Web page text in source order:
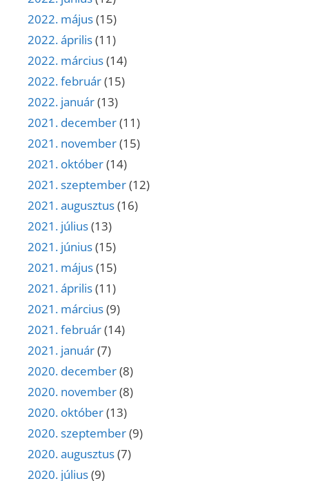
2022. május(15)
2022. április(11)
2022. március(14)
2022. február(15)
2022. január(13)
2021. december(11)
2021. november(15)
2021. október(14)
2021. szeptember(12)
2021. augusztus(16)
2021. július(13)
2021. június(15)
2021. május(15)
2021. április(11)
2021. március(9)
2021. február(14)
2021. január(7)
2020. december(8)
2020. november(8)
2020. október(13)
2020. szeptember(9)
2020. augusztus(7)
2020. július(9)